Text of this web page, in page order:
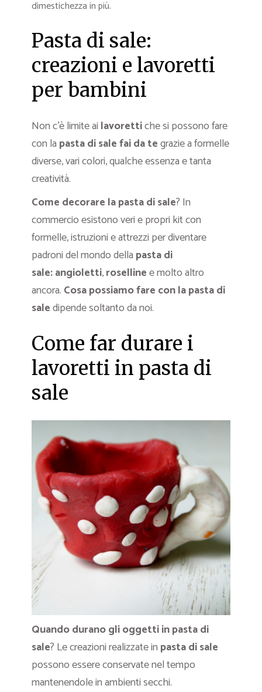
dimestichezza in più.
Pasta di sale:
creazioni e lavoretti
per bambini
Non c’è limite ai lavorettiche si possono fare
con la pasta di sale fai da tegrazie a formelle
diverse, vari colori, qualche essenza e tanta
creatività.
Come decorare la pasta di sale? In
commercio esistono veri e propri kit con
formelle, istruzioni e attrezzi per diventare
padroni del mondo della pasta di
sale:angioletti,rosellinee molto altro
ancora. Cosa possiamo fare con la pasta di
saledipende soltanto da noi.
Come far durare i
lavoretti in pasta di
sale
Quando durano gli oggetti in pasta di
sale? Le creazioni realizzate in pasta di sale
possono essere conservate nel tempo
mantenendole in ambienti secchi.